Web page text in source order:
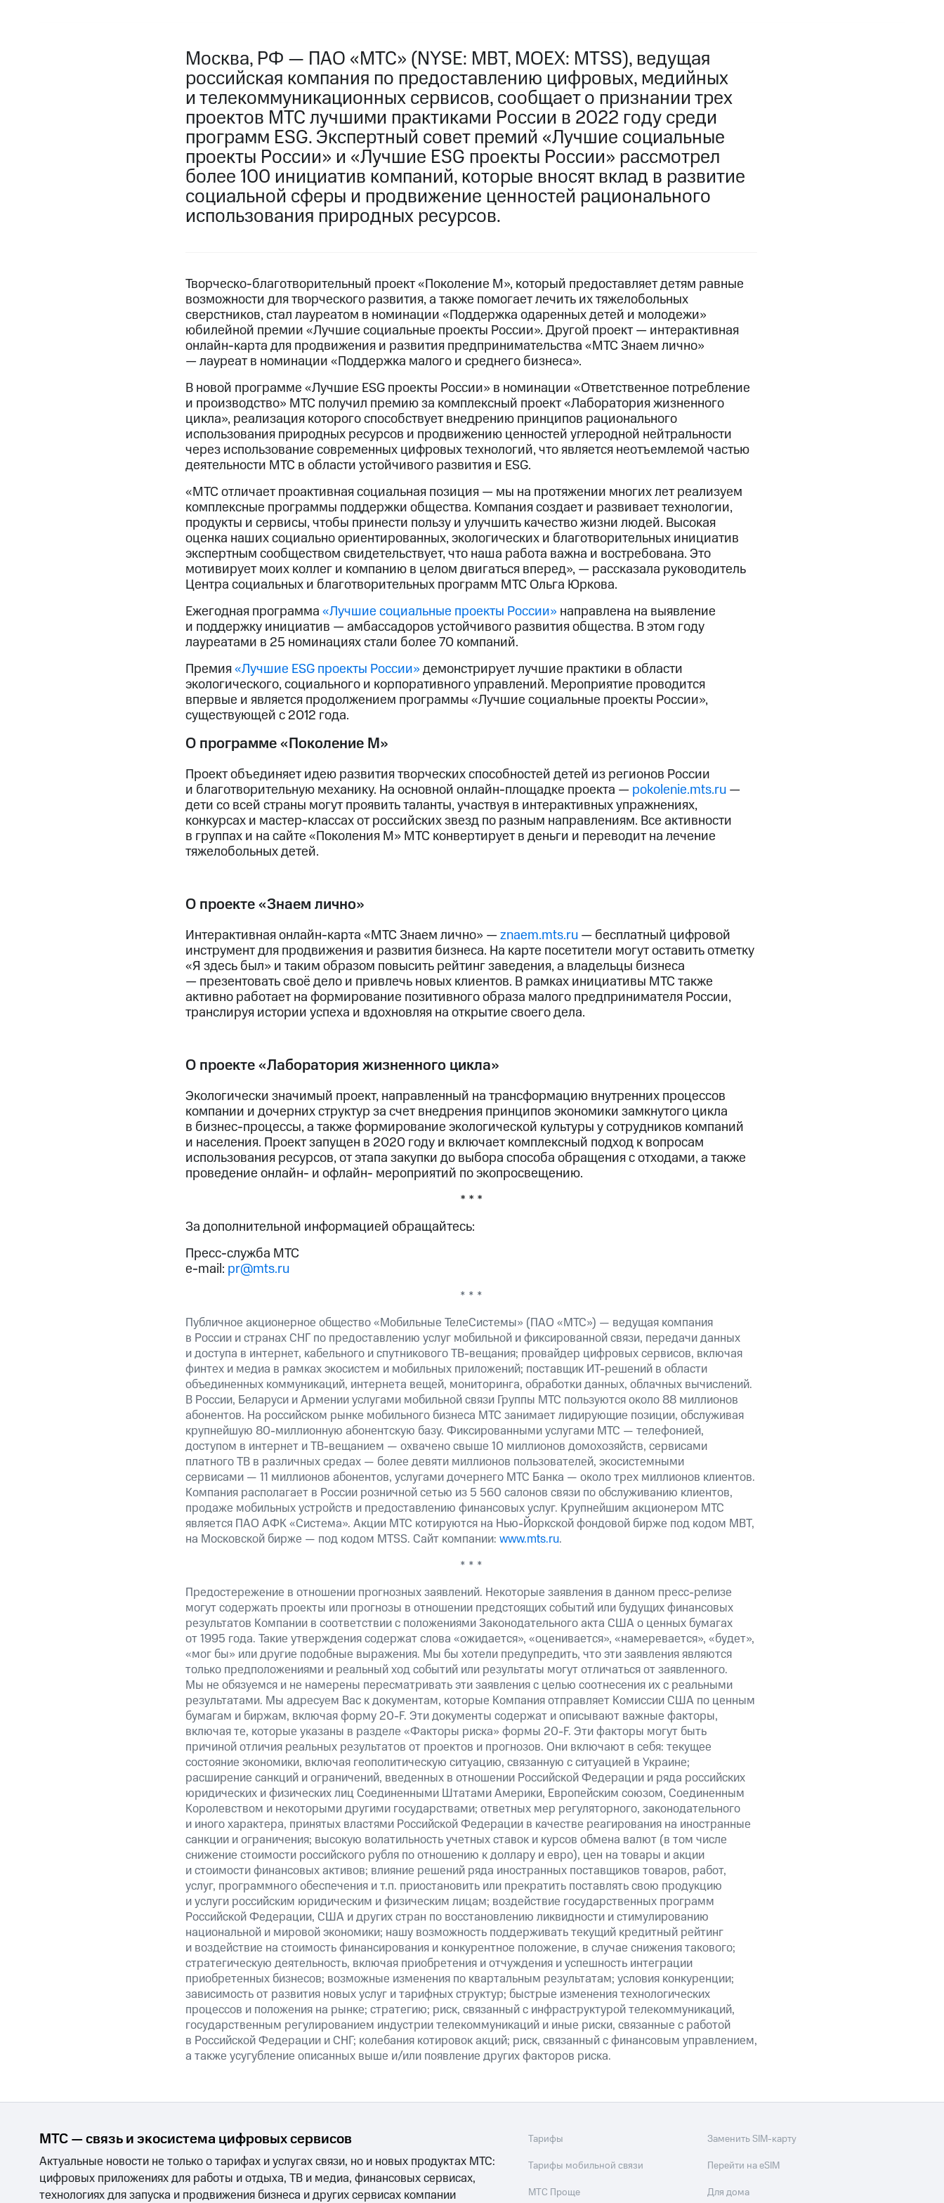
Москва, РФ — ПАО «МТС» (NYSE: MBT, MOEX: MTSS), ведущая
российская компания по предоставлению цифровых, медийных
и телекоммуникационных сервисов, сообщает о признании трех
проектов МТС лучшими практиками России в 2022 году среди
программ ESG. Экспертный совет премий «Лучшие социальные
проекты России» и «Лучшие ESG проекты России» рассмотрел
более 100 инициатив компаний, которые вносят вклад в развитие
социальной сферы и продвижение ценностей рационального
использования природных ресурсов.
Творческо-благотворительный проект «Поколение М», который предоставляет детям равные
возможности для творческого развития, а также помогает лечить их тяжелобольных
сверстников, стал лауреатом в номинации «Поддержка одаренных детей и молодежи»
юбилейной премии «Лучшие социальные проекты России». Другой проект — интерактивная
онлайн-карта для продвижения и развития предпринимательства «МТС Знаем лично»
— лауреат в номинации «Поддержка малого и среднего бизнеса».
В новой программе «Лучшие ESG проекты России» в номинации «Ответственное потребление
и производство» МТС получил премию за комплексный проект «Лаборатория жизненного
цикла», реализация которого способствует внедрению принципов рационального
использования природных ресурсов и продвижению ценностей углеродной нейтральности
через использование современных цифровых технологий, что является неотъемлемой частью
деятельности МТС в области устойчивого развития и ESG.
«МТС отличает проактивная социальная позиция — мы на протяжении многих лет реализуем
комплексные программы поддержки общества. Компания создает и развивает технологии,
продукты и сервисы, чтобы принести пользу и улучшить качество жизни людей. Высокая
оценка наших социально ориентированных, экологических и благотворительных инициатив
экспертным сообществом свидетельствует, что наша работа важна и востребована. Это
мотивирует моих коллег и компанию в целом двигаться вперед», — рассказала руководитель
Центра социальных и благотворительных программ МТС Ольга Юркова.
Ежегодная программа«Лучшие социальные проекты России» направлена на выявление
и поддержку инициатив — амбассадоров устойчивого развития общества. В этом году
лауреатами в 25 номинациях стали более 70 компаний.
Премия«Лучшие ESG проекты России»демонстрирует лучшие практики в области
экологического, социального и корпоративного управлений. Мероприятие проводится
впервые и является продолжением программы «Лучшие социальные проекты России»,
существующей с 2012 года.
О программе «Поколение М»
Проект объединяет идею развития творческих способностей детей из регионов России
и благотворительную механику. На основной онлайн-площадке проекта —pokolenie.mts.ru—
дети со всей страны могут проявить таланты, участвуя в интерактивных упражнениях,
конкурсах и мастер-классах от российских звезд по разным направлениям. Все активности
в группах и на сайте «Поколения М» МТС конвертирует в деньги и переводит на лечение
тяжелобольных детей.
О проекте «Знаем лично»
Интерактивная онлайн-карта «МТС Знаем лично» —znaem.mts.ru— бесплатный цифровой
инструмент для продвижения и развития бизнеса. На карте посетители могут оставить отметку
«Я здесь был» и таким образом повысить рейтинг заведения, а владельцы бизнеса
— презентовать своё дело и привлечь новых клиентов. В рамках инициативы МТС также
активно работает на формирование позитивного образа малого предпринимателя России,
транслируя истории успеха и вдохновляя на открытие своего дела.
О проекте «Лаборатория жизненного цикла»
Экологически значимый проект, направленный на трансформацию внутренних процессов
компании и дочерних структур за счет внедрения принципов экономики замкнутого цикла
в бизнес-процессы, а также формирование экологической культуры у сотрудников компаний
и населения. Проект запущен в 2020 году и включает комплексный подход к вопросам
использования ресурсов, от этапа закупки до выбора способа обращения с отходами, а также
проведение онлайн- и офлайн- мероприятий по экопросвещению.
* * *
За дополнительной информацией обращайтесь:
Пресс-служба МТС
e-mail: pr@mts.ru
* * *
Публичное акционерное общество «Мобильные ТелеСистемы» (ПАО «МТС») — ведущая компания
в России и странах СНГ по предоставлению услуг мобильной и фиксированной связи, передачи данных
и доступа в интернет, кабельного и спутникового ТВ-вещания; провайдер цифровых сервисов, включая
финтех и медиа в рамках экосистем и мобильных приложений; поставщик ИТ-решений в области
объединенных коммуникаций, интернета вещей, мониторинга, обработки данных, облачных вычислений.
В России, Беларуси и Армении услугами мобильной связи Группы МТС пользуются около 88 миллионов
абонентов. На российском рынке мобильного бизнеса МТС занимает лидирующие позиции, обслуживая
крупнейшую 80-миллионную абонентскую базу. Фиксированными услугами МТС — телефонией,
доступом в интернет и ТВ-вещанием — охвачено свыше 10 миллионов домохозяйств, сервисами
платного ТВ в различных средах — более девяти миллионов пользователей, экосистемными
сервисами — 11 миллионов абонентов, услугами дочернего МТС Банка — около трех миллионов клиентов.
Компания располагает в России розничной сетью из 5 560 салонов связи по обслуживанию клиентов,
продаже мобильных устройств и предоставлению финансовых услуг. Крупнейшим акционером МТС
является ПАО АФК «Система». Акции МТС котируются на Нью-Йоркской фондовой бирже под кодом MBT,
на Московской бирже — под кодом MTSS. Сайт компании: www.mts.ru.
* * *
Предостережение в отношении прогнозных заявлений. Некоторые заявления в данном пресс-релизе
могут содержать проекты или прогнозы в отношении предстоящих событий или будущих финансовых
результатов Компании в соответствии с положениями Законодательного акта США о ценных бумагах
от 1995 года. Такие утверждения содержат слова «ожидается», «оценивается», «намеревается», «будет»,
«мог бы» или другие подобные выражения. Мы бы хотели предупредить, что эти заявления являются
только предположениями и реальный ход событий или результаты могут отличаться от заявленного.
Мы не обязуемся и не намерены пересматривать эти заявления с целью соотнесения их с реальными
результатами. Мы адресуем Вас к документам, которые Компания отправляет Комиссии США по ценным
бумагам и биржам, включая форму 20-F. Эти документы содержат и описывают важные факторы,
включая те, которые указаны в разделе «Факторы риска» формы 20-F. Эти факторы могут быть
причиной отличия реальных результатов от проектов и прогнозов. Они включают в себя: текущее
состояние экономики, включая геополитическую ситуацию, связанную с ситуацией в Украине;
расширение санкций и ограничений, введенных в отношении Российской Федерации и ряда российских
юридических и физических лиц Соединенными Штатами Америки, Европейским союзом, Соединенным
Королевством и некоторыми другими государствами; ответных мер регуляторного, законодательного
и иного характера, принятых властями Российской Федерации в качестве реагирования на иностранные
санкции и ограничения; высокую волатильность учетных ставок и курсов обмена валют (в том числе
снижение стоимости российского рубля по отношению к доллару и евро), цен на товары и акции
и стоимости финансовых активов; влияние решений ряда иностранных поставщиков товаров, работ,
услуг, программного обеспечения и т.п. приостановить или прекратить поставлять свою продукцию
и услуги российским юридическим и физическим лицам; воздействие государственных программ
Российской Федерации, США и других стран по восстановлению ликвидности и стимулированию
национальной и мировой экономики; нашу возможность поддерживать текущий кредитный рейтинг
и воздействие на стоимость финансирования и конкурентное положение, в случае снижения такового;
стратегическую деятельность, включая приобретения и отчуждения и успешность интеграции
приобретенных бизнесов; возможные изменения по квартальным результатам; условия конкуренции;
зависимость от развития новых услуг и тарифных структур; быстрые изменения технологических
процессов и положения на рынке; стратегию; риск, связанный с инфраструктурой телекоммуникаций,
государственным регулированием индустрии телекоммуникаций и иные риски, связанные с работой
в Российской Федерации и СНГ; колебания котировок акций; риск, связанный с финансовым управлением,
а также усугубление описанных выше и/или появление других факторов риска.
МТС — связь и экосистема цифровых сервисов
Актуальные новости не только о тарифах и услугах связи, но и новых продуктах МТС:
цифровых приложениях для работы и отдыха, ТВ и медиа, финансовых сервисах,
технологиях для запуска и продвижения бизнеса и других сервисах компании
Тарифы
Тарифы мобильной связи
МТС Проще
Заменить SIM-карту
Перейти на eSIM
Для дома